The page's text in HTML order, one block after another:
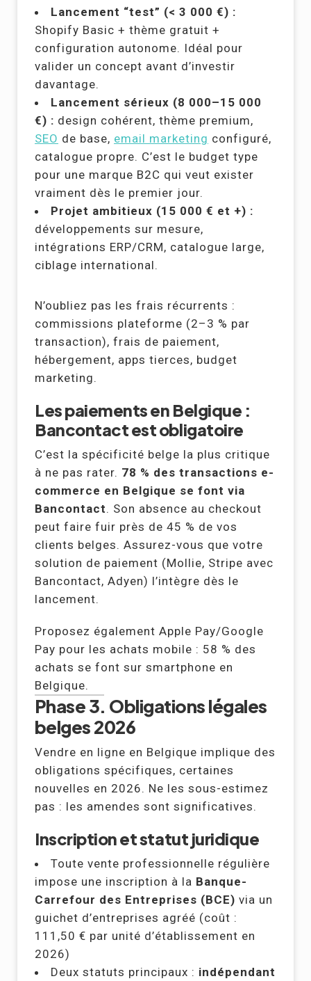
Lancement “test” (< 3 000 €) :
Shopify Basic + thème gratuit +
configuration autonome. Idéal pour
valider un concept avant d’investir
davantage.
Lancement sérieux (8 000–15 000
€) : design cohérent, thème premium,
SEO de base, email marketing configuré,
catalogue propre. C’est le budget type
pour une marque B2C qui veut exister
vraiment dès le premier jour.
Projet ambitieux (15 000 € et +) :
développements sur mesure,
intégrations ERP/CRM, catalogue large,
ciblage international.
N’oubliez pas les frais récurrents :
commissions plateforme (2–3 % par
transaction), frais de paiement,
hébergement, apps tierces, budget
marketing.
Les paiements en Belgique :
Bancontact est obligatoire
C’est la spécificité belge la plus critique
à ne pas rater. 78 % des transactions e-
commerce en Belgique se font via
Bancontact. Son absence au checkout
peut faire fuir près de 45 % de vos
clients belges. Assurez-vous que votre
solution de paiement (Mollie, Stripe avec
Bancontact, Adyen) l’intègre dès le
lancement.
Proposez également Apple Pay/Google
Pay pour les achats mobile : 58 % des
achats se font sur smartphone en
Belgique.
Phase 3. Obligations légales
belges 2026
Vendre en ligne en Belgique implique des
obligations spécifiques, certaines
nouvelles en 2026. Ne les sous-estimez
pas : les amendes sont significatives.
Inscription et statut juridique
Toute vente professionnelle régulière
impose une inscription à la Banque-
Carrefour des Entreprises (BCE) via un
guichet d’entreprises agréé (coût :
111,50 € par unité d’établissement en
2026)
Deux statuts principaux : indépendant